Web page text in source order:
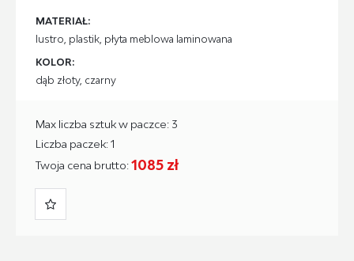
MATERIAŁ:
lustro, plastik, płyta meblowa laminowana
KOLOR:
dąb złoty, czarny
Twoja cena brutto:1085 zł
Max liczba sztuk w paczce: 3
Liczba paczek: 1